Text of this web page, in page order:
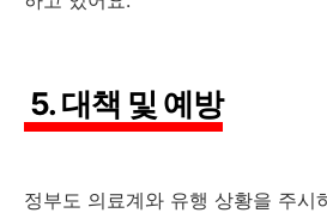
5. 대책 및 예방
정부도 의료계와 유행 상황을 주시